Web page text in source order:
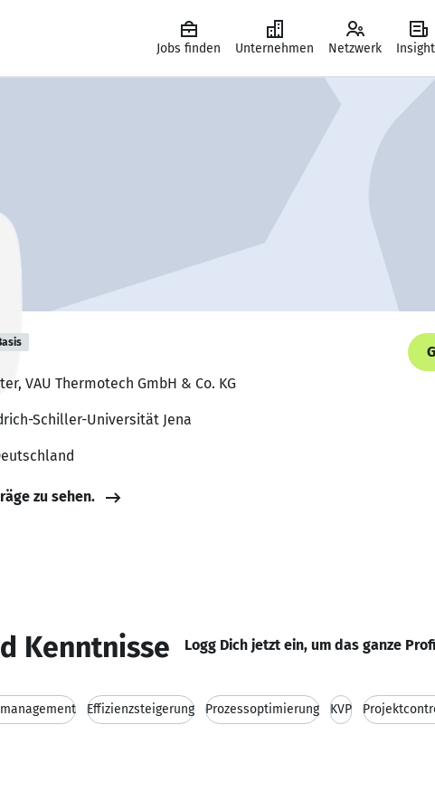
Jobs finden Unternehmen Netzwerk
VAU Thermotech GmbH & Co. KG
Schiller-Universität Jena
zu sehen.
Kenntnisse Logg Dich jetzt ein, um das ganze
Effizienzsteigerung Prozessoptimierung KVP